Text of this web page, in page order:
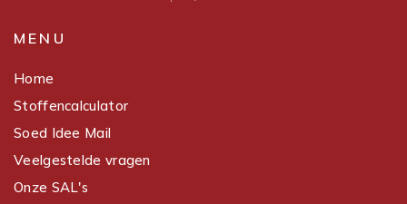
MENU
Home
Stoffencalculator
Soed Idee Mail
Veelgestelde vragen
Onze SAL's